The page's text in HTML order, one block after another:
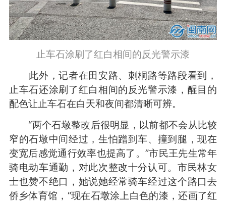
止车石涂刷了红白相间的反光警示漆
此外，记者在田安路、刺桐路等路段看到，
止车石还涂刷了红白相间的反光警示漆，醒目的
配色让止车石在白天和夜间都清晰可辨。
“两个石墩整改后很明显，以前都不会从比较
窄的石墩中间经过，生怕蹭到车、撞到腿，现在
变宽后感觉通行效率也提高了。”市民王先生常年
骑电动车通勤，对此次整改十分认可。市民林女
士也赞不绝口，她说她经常骑车经过这个路口去
侨乡体育馆，“现在石墩涂上白色的漆，还画了红